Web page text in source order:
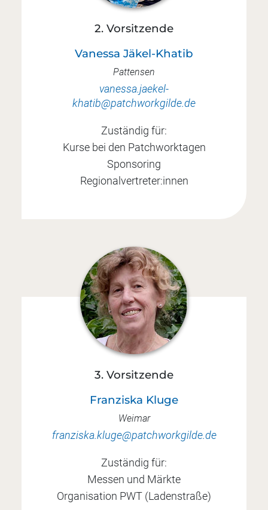
2. Vorsitzende
Vanessa Jäkel-Khatib
Pattensen
vanessa.jaekel-
khatib@patchworkgilde.de
Zuständig für:
Kurse bei den Patchworktagen
Sponsoring
Regionalvertreter:innen
3. Vorsitzende
Franziska Kluge
Weimar
franziska.kluge@patchworkgilde.de
Zuständig für:
Messen und Märkte
Organisation PWT (Ladenstraße)